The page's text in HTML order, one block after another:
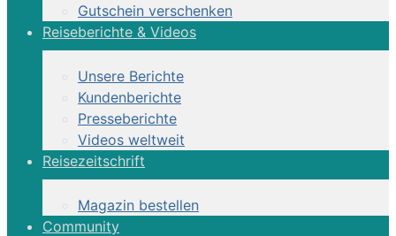
Gutschein verschenken
Reiseberichte & Videos
Unsere Berichte
Kundenberichte
Presseberichte
Videos weltweit
Reisezeitschrift
Magazin bestellen
Community